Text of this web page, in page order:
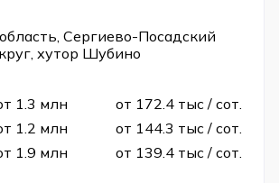
Сергиево-Посадский
хутор Шубино
1.3 млн
от 172.4 тыс / сот.
1.2 млн
от 144.3 тыс / сот.
1.9 млн от 139.4 тыс / сот.